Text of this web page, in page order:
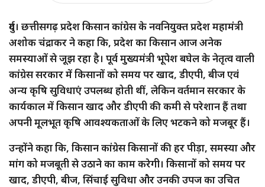
दुर्ग। छत्तीसगढ़ प्रदेश किसान कांग्रेस के नवनियुक्त प्रदेश महामंत्री
अशोक चंद्राकर ने कहा कि, प्रदेश का किसान आज अनेक
समस्याओं से जूझ रहा है। पूर्व मुख्यमंत्री भूपेश बघेल के नेतृत्व वाली
कांग्रेस सरकार में किसानों को समय पर खाद, डीएपी, बीज एवं
अन्य कृषि सुविधाएं उपलब्ध होती थीं, लेकिन वर्तमान सरकार के
कार्यकाल में किसान खाद और डीएपी की कमी से परेशान हैं तथा
अपनी मूलभूत कृषि आवश्यकताओं के लिए भटकने को मजबूर हैं।
उन्होंने कहा कि, किसान कांग्रेस किसानों की हर पीड़ा, समस्या और
मांग को मजबूती से उठाने का काम करेगी। किसानों को समय पर
खाद, डीएपी, बीज, सिंचाई सुविधा और उनकी उपज का उचित